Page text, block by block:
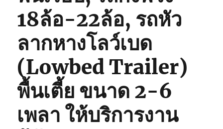
18ล้อ-22ล้อ, รถหัว
ลากหางโลว์เบด
(Lowbed Trailer)
พื้นเตี้ย ขนาด 2-6
เพลา ให้บริการงาน